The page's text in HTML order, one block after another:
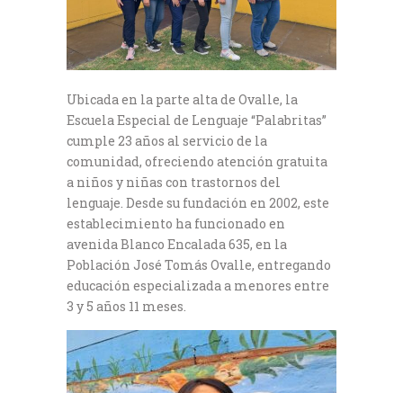
Ubicada en la parte alta de Ovalle, la
Escuela Especial de Lenguaje “Palabritas”
cumple 23 años al servicio de la
comunidad, ofreciendo atención gratuita
a niños y niñas con trastornos del
lenguaje. Desde su fundación en 2002, este
establecimiento ha funcionado en
avenida Blanco Encalada 635, en la
Población José Tomás Ovalle, entregando
educación especializada a menores entre
3 y 5 años 11 meses.